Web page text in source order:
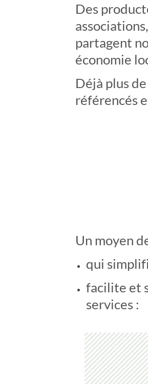
Des
partagent
économie
Déjà plus de
référencés
Un moyen
qui
facilite et
services :